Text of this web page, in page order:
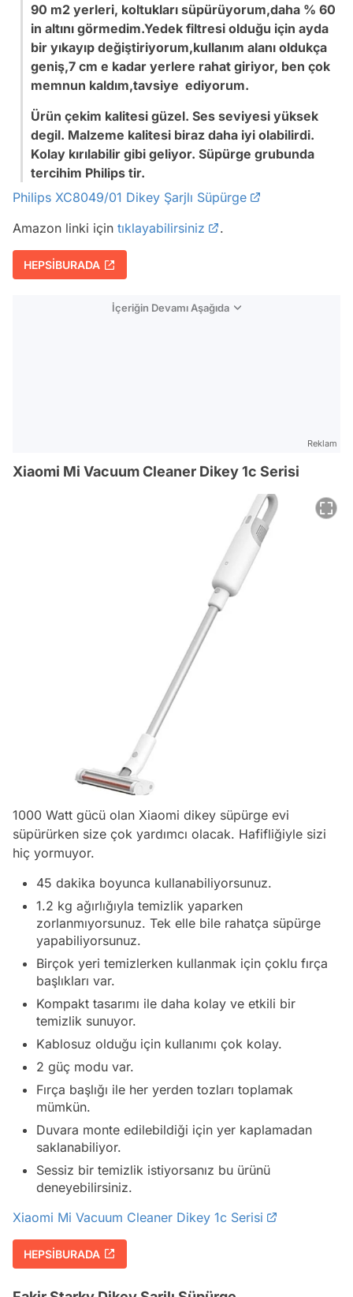
90 m2 yerleri, koltukları süpürüyorum,daha % 60
in altını görmedim.Yedek filtresi olduğu için ayda
bir yıkayıp değiştiriyorum,kullanım alanı oldukça
geniş,7 cm e kadar yerlere rahat giriyor, ben çok
memnun kaldım,tavsiye ediyorum.
Ürün çekim kalitesi güzel. Ses seviyesi yüksek
degil. Malzeme kalitesi biraz daha iyi olabilirdi.
Kolay kırılabilir gibi geliyor. Süpürge grubunda
tercihim Philips tir.
Philips XC8049/01 Dikey Şarjlı Süpürge
Amazon linki için tıklayabilirsiniz .
HEPSİBURADA
İçeriğin Devamı Aşağıda
Reklam
Xiaomi Mi Vacuum Cleaner Dikey 1c Serisi
1000 Watt gücü olan Xiaomi dikey süpürge evi
süpürürken size çok yardımcı olacak. Hafifliğiyle sizi
hiç yormuyor.
45 dakika boyunca kullanabiliyorsunuz.
1.2 kg ağırlığıyla temizlik yaparken
zorlanmıyorsunuz. Tek elle bile rahatça süpürge
yapabiliyorsunuz.
Birçok yeri temizlerken kullanmak için çoklu fırça
başlıkları var.
Kompakt tasarımı ile daha kolay ve etkili bir
temizlik sunuyor.
Kablosuz olduğu için kullanımı çok kolay.
2 güç modu var.
Fırça başlığı ile her yerden tozları toplamak
mümkün.
Duvara monte edilebildiği için yer kaplamadan
saklanabiliyor.
Sessiz bir temizlik istiyorsanız bu ürünü
deneyebilirsiniz.
Xiaomi Mi Vacuum Cleaner Dikey 1c Serisi
HEPSİBURADA